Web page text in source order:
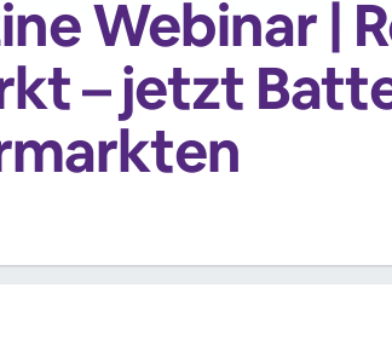
Webinar |
– jetzt